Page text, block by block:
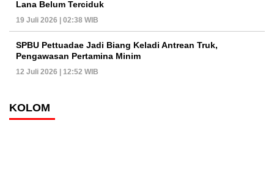
Lana Belum Terciduk
19 Juli 2026 | 02:38 WIB
SPBU Pettuadae Jadi Biang Keladi Antrean Truk,
Pengawasan Pertamina Minim
12 Juli 2026 | 12:52 WIB
KOLOM